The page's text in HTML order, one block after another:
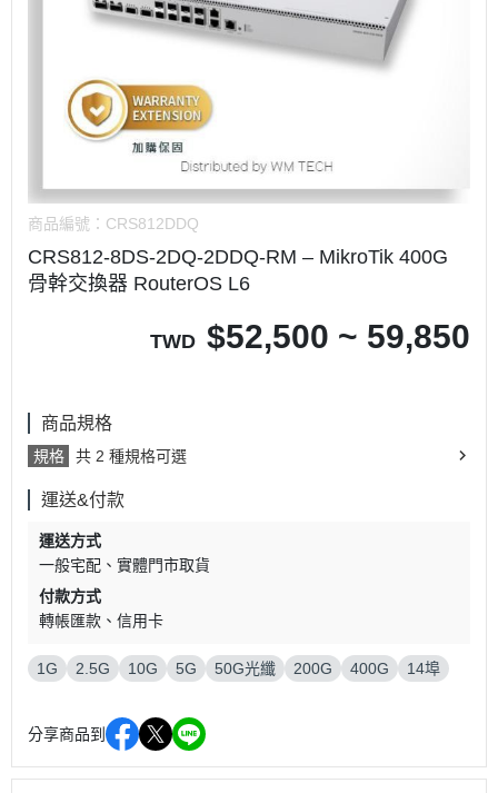
商品編號： CRS812DDQ
CRS812-8DS-2DQ-2DDQ-RM – MikroTik 400G
骨幹交換器 RouterOS L6
TWD $52,500 ~ 59,850
商品規格
規格 共 2 種規格可選
運送&付款
運送方式
一般宅配
實體門市取貨
付款方式
轉帳匯款
信用卡
1G 2.5G 10G 5G 50G光纖 200G 400G 14埠
分享商品到